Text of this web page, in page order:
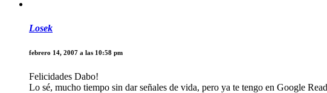
Losek
febrero 14, 2007 a las 10:58 pm
Felicidades Dabo!
Lo sé, mucho tiempo sin dar señales de vida, pero ya te tengo en Google